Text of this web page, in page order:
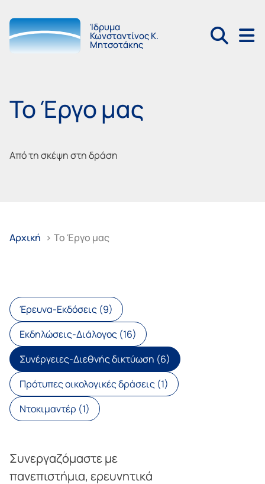
Ίδρυμα
Κωνσταντίνος Κ.
Μητσοτάκης
Το Έργο μας
Από τη σκέψη στη δράση
Αρχική > Το Έργο μας
Έρευνα-Εκδόσεις (9)
Εκδηλώσεις-Διάλογος (16)
Συνέργειες-Διεθνής δικτύωση (6)
Πρότυπες οικολογικές δράσεις (1)
Ντοκιμαντέρ (1)
Συνεργαζόμαστε με
πανεπιστήμια, ερευνητικά